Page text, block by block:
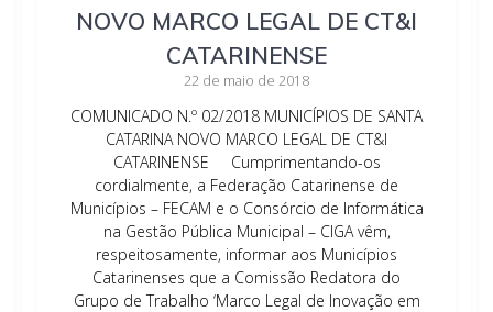
NOVO MARCO LEGAL DE CT&I
CATARINENSE
22 de maio de 2018
COMUNICADO N.º 02/2018 MUNICÍPIOS DE SANTA
CATARINA NOVO MARCO LEGAL DE CT&I
CATARINENSE Cumprimentando-os
cordialmente, a Federação Catarinense de
Municípios – FECAM e o Consórcio de Informática
na Gestão Pública Municipal – CIGA vêm,
respeitosamente, informar aos Municípios
Catarinenses que a Comissão Redatora do
Grupo de Trabalho ‘Marco Legal de Inovação em